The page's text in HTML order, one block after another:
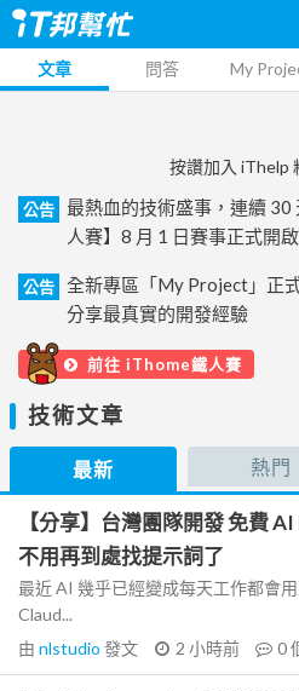
文章 問答 My
按讚加入 iThelp
公告
最熱血的技術盛事，連續
人賽】8 月 1 日賽事正式開啟
公告
全新專區「My Project」正
分享最真實的開發經驗
前往 iThome鐵人賽
技術文章
最新 熱門
【分享】台灣團隊開發 免費
不用再到處找提示詞了
最近 AI 幾乎已經變成每天工作都會
Claud...
由 nlstudio 發文 2 小時前 0